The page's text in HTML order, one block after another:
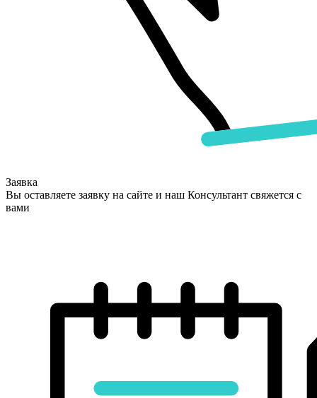
Заявка
Вы оставляете заявку на сайте и наш Консультант свяжется с
вами